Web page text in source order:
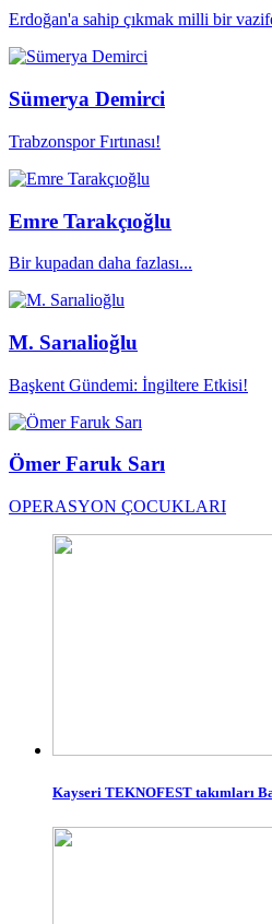
Erdoğan'a sahip çıkmak milli bir
Sümerya Demirci
Trabzonspor Fırtınası!
Emre Tarakçıoğlu
Bir kupadan daha fazlası...
M. Sarıalioğlu
Başkent Gündemi: İngiltere Etkisi!
Ömer Faruk Sarı
OPERASYON ÇOCUKLARI
Kayseri TEKNOFEST takımları